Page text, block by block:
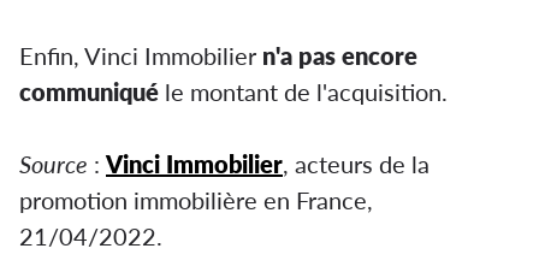
Enfin, Vinci Immobilier n'a pas encore
communiqué le montant de l'acquisition.
Source : Vinci Immobilier, acteurs de la
promotion immobilière en France,
21/04/2022.